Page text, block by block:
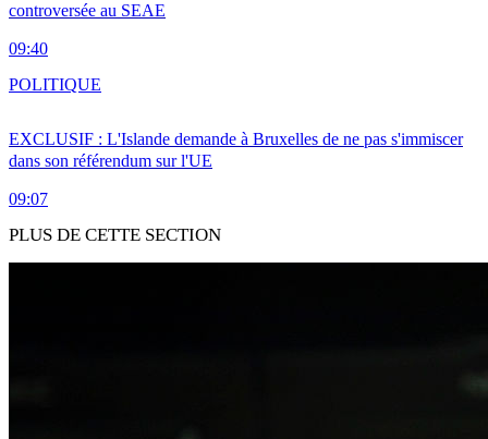
controversée au SEAE
09:40
EXCLUSIF : L'Islande demande à Bruxelles de ne pas s'immiscer
dans son référendum sur l'UE
09:07
POLITIQUE
PLUS DE CETTE SECTION